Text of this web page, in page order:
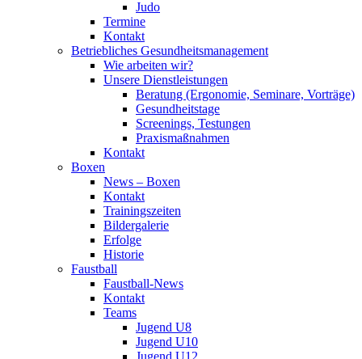
Judo
Termine
Kontakt
Betriebliches Gesundheits­management
Wie arbeiten wir?
Unsere Dienstleistungen
Beratung (Ergonomie, Seminare, Vorträge)
Gesundheitstage
Screenings, Testungen
Praxismaßnahmen
Kontakt
Boxen
News – Boxen
Kontakt
Trainingszeiten
Bildergalerie
Erfolge
Historie
Faustball
Faustball-News
Kontakt
Teams
Jugend U8
Jugend U10
Jugend U12